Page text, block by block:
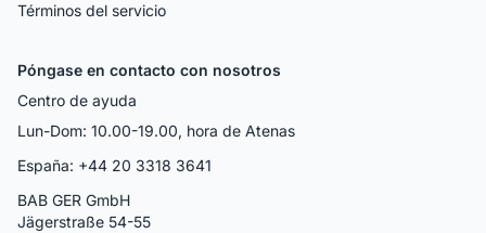
Términos del servicio
Póngase en contacto con nosotros
Centro de ayuda
Lun-Dom: 10.00-19.00, hora de Atenas
España: +44 20 3318 3641
BAB GER GmbH
Jägerstraße 54-55